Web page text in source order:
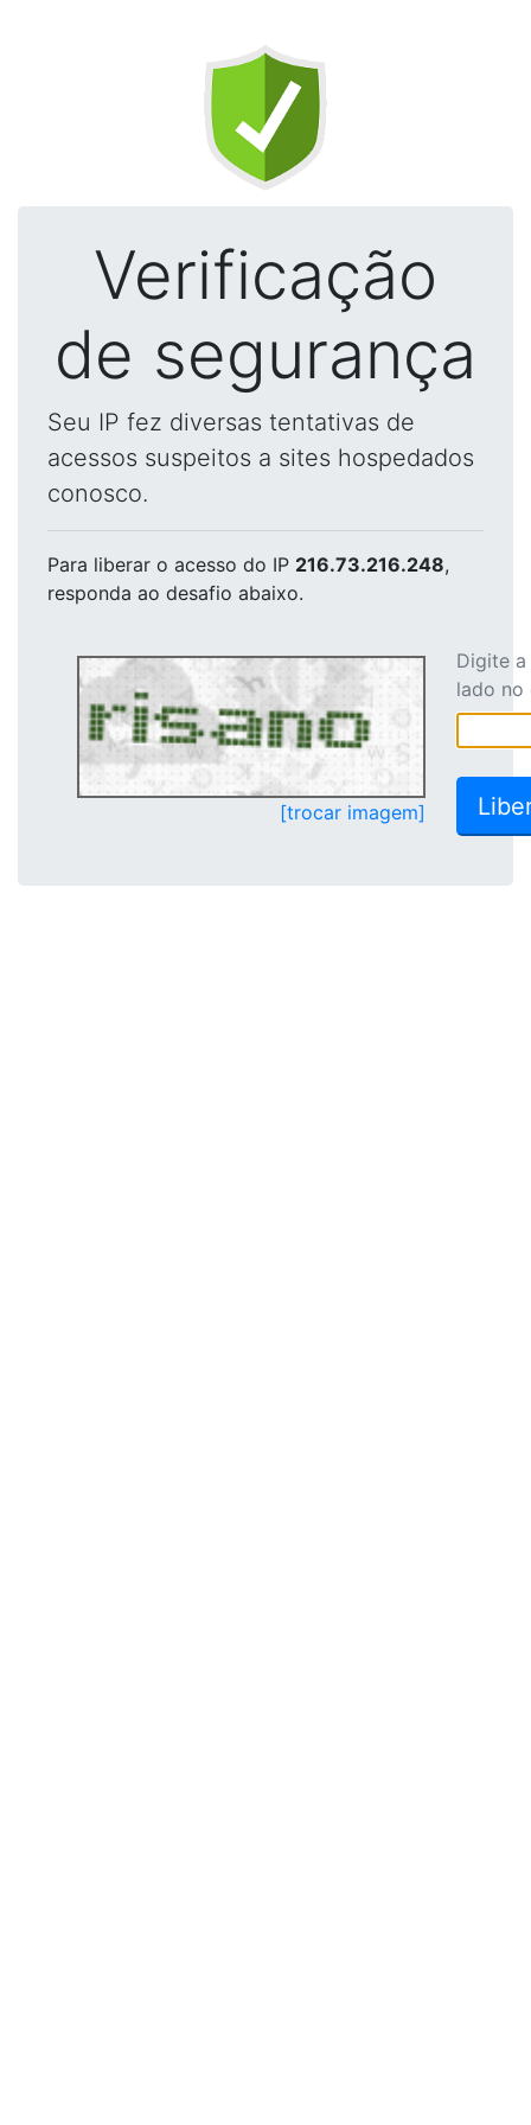
Verificação
de segurança
Seu IP fez diversas tentativas de
acessos suspeitos a sites hospedados
conosco.
Para liberar o acesso do IP 216.73.216.248,
responda ao desafio abaixo.
[trocar imagem]
Digite
lado no